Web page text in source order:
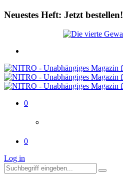
Neuestes Heft: Jetzt bestellen!
0
0
Log in